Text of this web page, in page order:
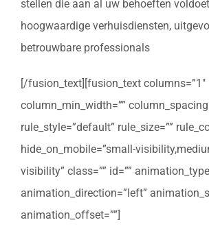
stellen die aan al uw behoeften
hoogwaardige verhuisdiensten,
betrouwbare professionals
[/fusion_text][fusion_text columns=”1″
column_min_width=””
rule_style=”default” rule_size=””
hide_on_mobile=”small-
visibility” class=”” id=””
animation_direction=”left”
animation_offset=””]